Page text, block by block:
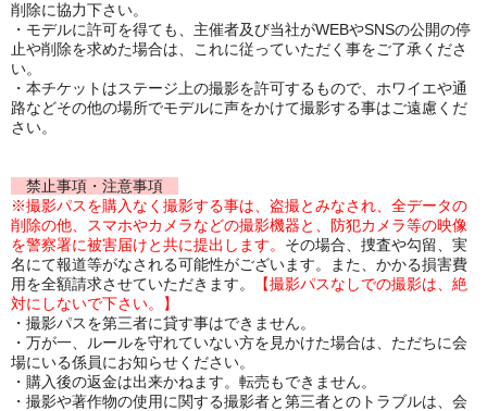
削除に協力下さい。
・モデルに許可を得ても、主催者及び当社がWEBやSNSの公開の停
止や削除を求めた場合は、これに従っていただく事をご了承くださ
い。
・本チケットはステージ上の撮影を許可するもので、ホワイエや通
路などその他の場所でモデルに声をかけて撮影する事はご遠慮くだ
さい。
禁止事項・注意事項
※撮影パスを購入なく撮影する事は、盗撮とみなされ、全データの
削除の他、スマホやカメラなどの撮影機器と、防犯カメラ等の映像
を警察署に被害届けと共に提出します。 その場合、捜査や勾留、実
名にて報道等がなされる可能性がございます。また、かかる損害費
用を全額請求させていただきます。
【撮影パスなしでの撮影は、絶
対にしないで下さい。】
・撮影パスを第三者に貸す事はできません。
・万が一、ルールを守れていない方を見かけた場合は、ただちに会
場にいる係員にお知らせください。
・購入後の返金は出来かねます。転売もできません。
・撮影や著作物の使用に関する撮影者と第三者とのトラブルは、会